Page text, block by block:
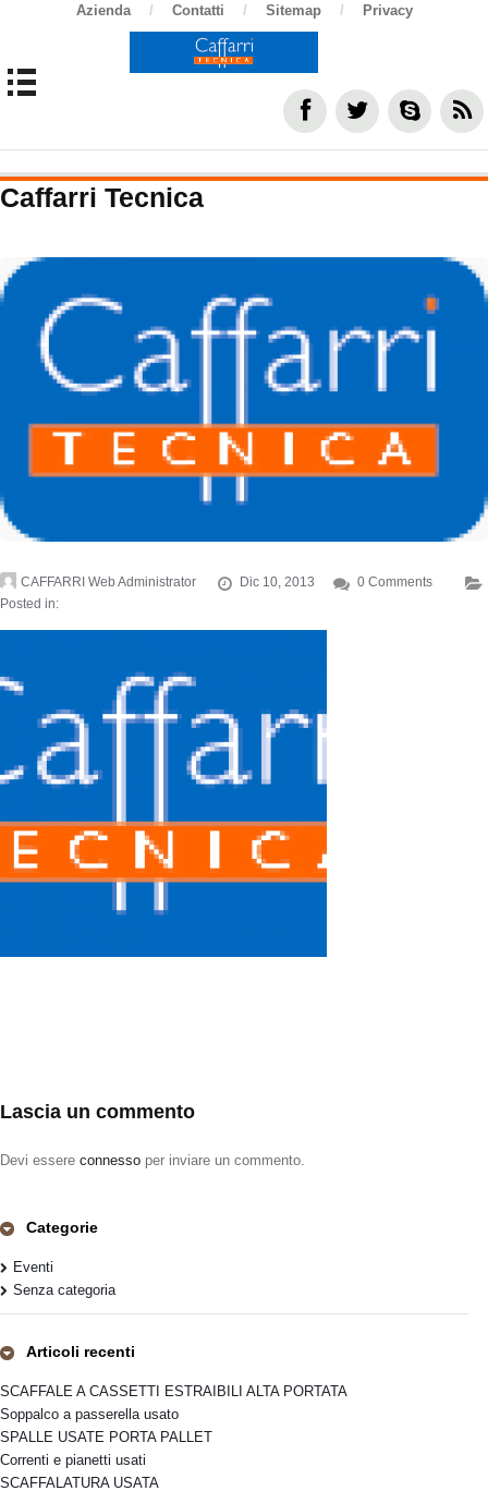
Azienda / Contatti / Sitemap / Privacy
Caffarri Tecnica
CAFFARRI Web Administrator Dic 10, 2013
0 Comments
Posted in:
Lascia un commento
Devi essere connesso per inviare un commento.
Categorie
Eventi
Senza categoria
Articoli recenti
SCAFFALE A CASSETTI ESTRAIBILI ALTA PORTATA
Soppalco a passerella usato
SPALLE USATE PORTA PALLET
Correnti e pianetti usati
SCAFFALATURA USATA